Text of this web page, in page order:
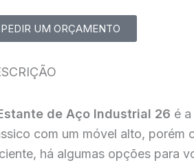
PEDIR UM ORÇAMENTO
de Aço Industrial 26 é
com um móvel alto, porém
há algumas opções para